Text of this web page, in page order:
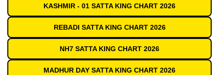
KASHMIR - 01 SATTA KING CHART 2026
REBADI SATTA KING CHART 2026
NH7 SATTA KING CHART 2026
MADHUR DAY SATTA KING CHART 2026